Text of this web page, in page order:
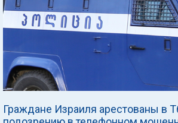
Граждане Израиля арестованы в